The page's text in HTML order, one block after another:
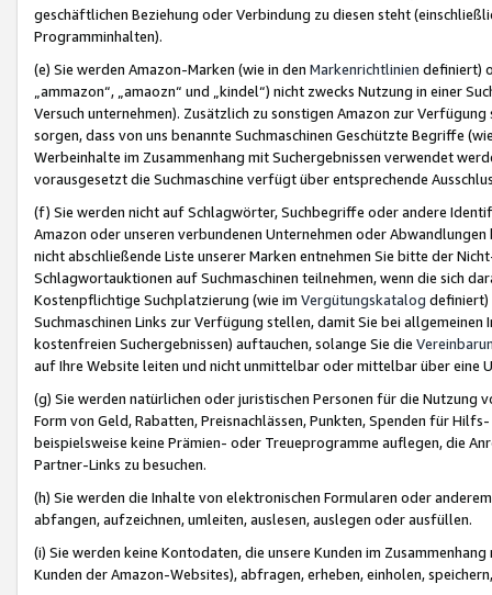
geschäftlichen Beziehung oder Verbindung zu diesen steht
Programminhalten).
(e) Sie werden Amazon-Marken (wie in den Markenrichtlinien definiert)
„ammazon“, „amaozn“ und „kindel“) nicht zwecks Nutzung in einer
Versuch unternehmen). Zusätzlich zu sonstigen Amazon zur
sorgen, dass von uns benannte Suchmaschinen Geschützte Begriffe
Werbeinhalte im Zusammenhang mit Suchergebnissen verwendet
vorausgesetzt die Suchmaschine verfügt über entsprechende
(f) Sie werden nicht auf Schlagwörter, Suchbegriffe oder andere
Amazon oder unseren verbundenen Unternehmen oder
nicht abschließende Liste unserer Marken entnehmen Sie bitte der
Schlagwortauktionen auf Suchmaschinen teilnehmen, wenn die sich
Kostenpflichtige Suchplatzierung (wie im Vergütungskatalog definiert)
Suchmaschinen Links zur Verfügung stellen, damit Sie bei
kostenfreien Suchergebnissen) auftauchen, solange Sie die
auf Ihre Website leiten und nicht unmittelbar oder mittelbar über eine
(g) Sie werden natürlichen oder juristischen Personen für die Nutzung
Form von Geld, Rabatten, Preisnachlässen, Punkten, Spenden für
beispielsweise keine Prämien- oder Treueprogramme auflegen, die
Partner-Links zu besuchen.
(h) Sie werden die Inhalte von elektronischen Formularen oder
abfangen, aufzeichnen, umleiten, auslesen, auslegen oder ausfüllen.
(i) Sie werden keine Kontodaten, die unsere Kunden im
Kunden der Amazon-Websites), abfragen, erheben, einholen,